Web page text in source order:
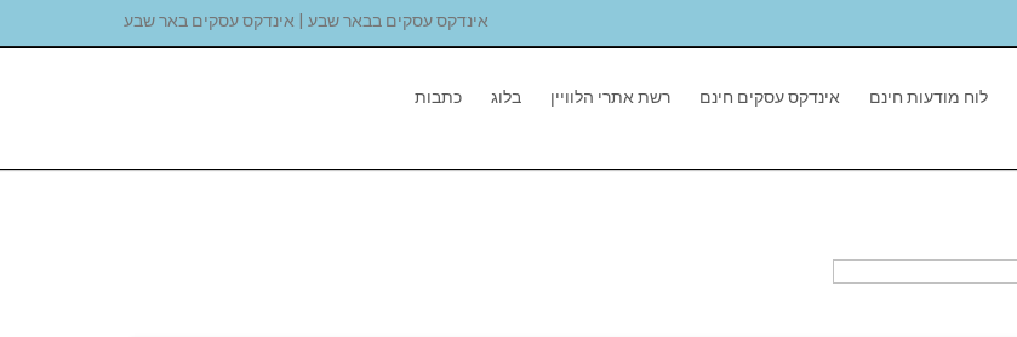
אינדקס עסקים בבאר שבע | אינדקס עסקים באר שבע
לוח מודעות חינם אינדקס עסקים חינם רשת אתרי הלוויין בלוג כתבות